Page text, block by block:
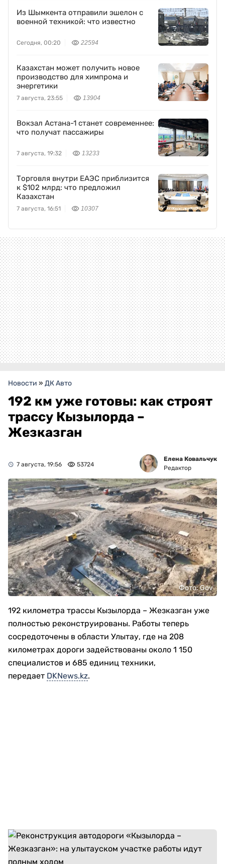
Из Шымкента отправили эшелон с
военной техникой: что известно
Сегодня, 00:20 22594
Казахстан может получить новое
производство для химпрома и
энергетики
7 августа, 23:55 13904
Вокзал Астана-1 станет современнее:
что получат пассажиры
7 августа, 19:32 13233
Торговля внутри ЕАЭС приблизится
к $102 млрд: что предложил
Казахстан
7 августа, 16:51 10307
Новости » ДК Авто
192 км уже готовы: как строят
трассу Кызылорда –
Жезказган
7 августа, 19:56 53724
Елена Ковальчук
Редактор
Фото: Gov
192 километра трассы Кызылорда – Жезказган уже
полностью реконструированы. Работы теперь
сосредоточены в области Улытау, где на 208
километрах дороги задействованы около 1 150
специалистов и 685 единиц техники,
передает DKNews.kz.